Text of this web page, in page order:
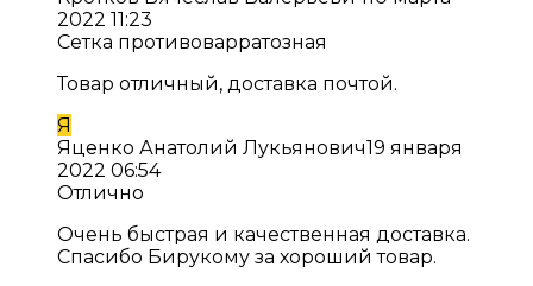
2022 11:23
Сетка противоварратозная
Товар отличный, доставка почтой.
Я
Яценко Анатолий Лукьянович19 января
2022 06:54
Отлично
Очень быстрая и качественная доставка.
Спасибо Бирукому за хороший товар.